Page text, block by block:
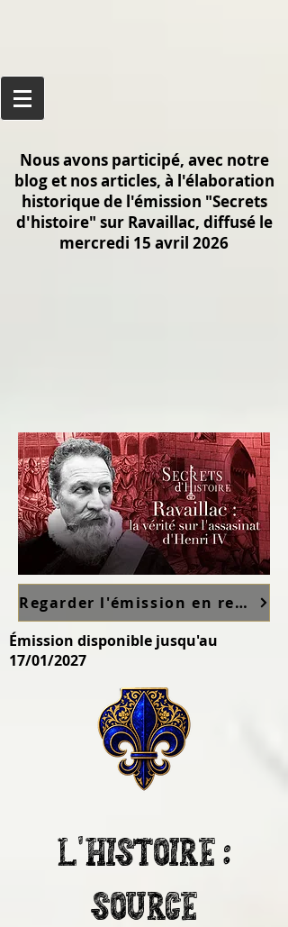
Nous avons participé, avec notre
blog et nos articles, à l'élaboration
historique de l'émission "Secrets
d'histoire" sur Ravaillac, diffusé le
mercredi 15 avril 2026
Regarder l'émission en replay sur France TV ici
Émission disponible jusqu'au
17/01/2027
L'histoire :
source